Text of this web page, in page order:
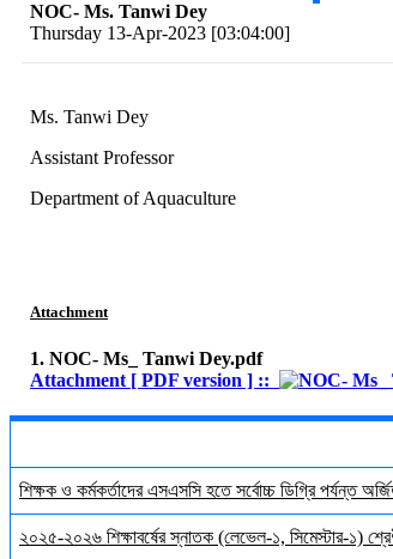
NOC- Ms. Tanwi Dey
Thursday 13-Apr-2023 [03:04:00]
Ms. Tanwi Dey
Assistant Professor
Department of Aquaculture
Attachment
1. NOC- Ms_ Tanwi Dey.pdf
Attachment [ PDF version ] ::
শিক্ষক ও কর্মকর্তাদের এসএসসি হতে সর্বোচ্চ ডিগ্রি পর্যন্ত
২০২৫-২০২৬ শিক্ষাবর্ষের স্নাতক (লেভেল-১, সিমেস্টার-১)